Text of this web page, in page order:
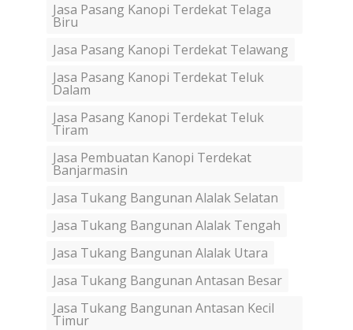
Jasa Pasang Kanopi Terdekat Telaga
Biru
Jasa Pasang Kanopi Terdekat Telawang
Jasa Pasang Kanopi Terdekat Teluk
Dalam
Jasa Pasang Kanopi Terdekat Teluk
Tiram
Jasa Pembuatan Kanopi Terdekat
Banjarmasin
Jasa Tukang Bangunan Alalak Selatan
Jasa Tukang Bangunan Alalak Tengah
Jasa Tukang Bangunan Alalak Utara
Jasa Tukang Bangunan Antasan Besar
Jasa Tukang Bangunan Antasan Kecil
Timur